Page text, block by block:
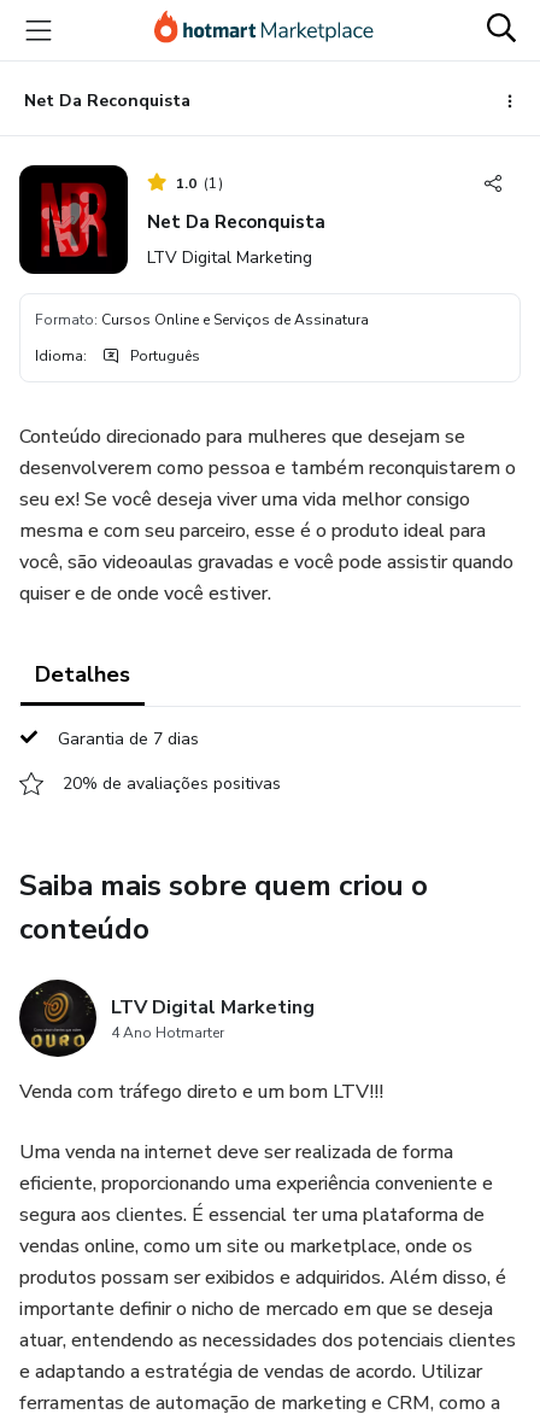
para
conteúdo
principal
para
pagamento
para
rodapéNet Da Reconquista
1.0 (1)
Net Da Reconquista
LTV Digital Marketing
Formato: Cursos Online e Serviços de Assinatura
Idioma: Português
Conteúdo direcionado para mulheres que desejam se
desenvolverem como pessoa e também reconquistarem o
seu ex! Se você deseja viver uma vida melhor consigo
mesma e com seu parceiro, esse é o produto ideal para
você, são videoaulas gravadas e você pode assistir quando
quiser e de onde você estiver.
Detalhes
Garantia de 7 dias
20% de avaliações positivas
Saiba mais sobre quem criou o
conteúdo
LTV Digital Marketing
4 Ano Hotmarter
Venda com tráfego direto e um bom LTV!!!
Uma venda na internet deve ser realizada de forma
eficiente, proporcionando uma experiência conveniente e
segura aos clientes. É essencial ter uma plataforma de
vendas online, como um site ou marketplace, onde os
produtos possam ser exibidos e adquiridos. Além disso, é
importante definir o nicho de mercado em que se deseja
atuar, entendendo as necessidades dos potenciais clientes
e adaptando a estratégia de vendas de acordo. Utilizar
ferramentas de automação de marketing e CRM, como a